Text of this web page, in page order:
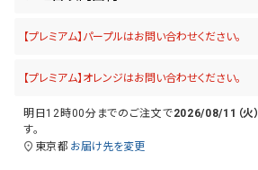
明日12時00分 までのご注文で2026/08/11（火）
す。
東京都 お届け先を変更